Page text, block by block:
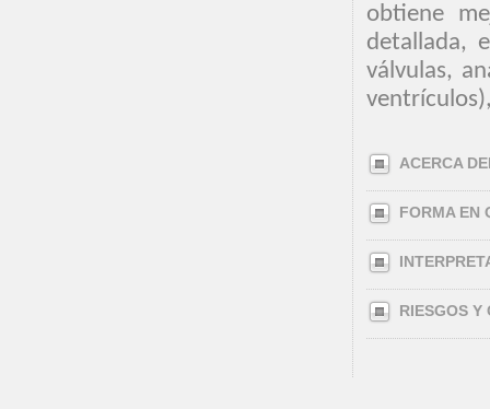
obtiene
detallada,
válvulas,
ACERCA
FORMA EN
RIESGOS Y